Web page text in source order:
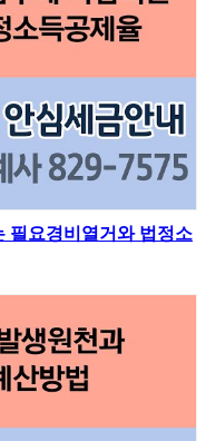
필요경비열거와 법정소